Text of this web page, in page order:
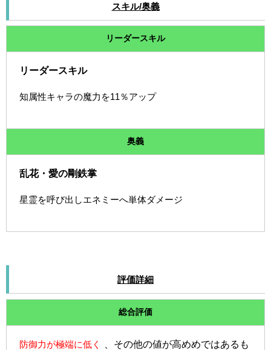
スキル/奥義
リーダースキル
リーダースキル
知属性キャラの魔力を11％アップ
奥義
乱花・愛の剛鉄掌
星霊を呼び出しエネミーへ単体ダメージ
評価詳細
総合評価
防御力が極端に低く
、その他の値が高めめではあるも